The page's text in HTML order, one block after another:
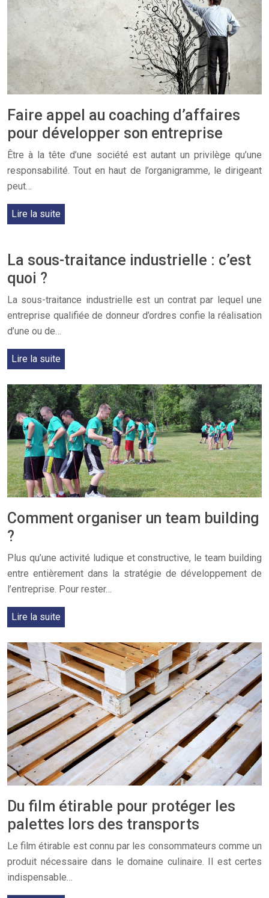
Faire appel au coaching d’affaires
pour développer son entreprise
Être à la tête d’une société est autant un privilège qu’une
responsabilité. Tout en haut de l’organigramme, le dirigeant
peut…
Lire la suite
La sous-traitance industrielle : c’est
quoi ?
La sous-traitance industrielle est un contrat par lequel une
entreprise qualifiée de donneur d’ordres confie la réalisation
d’une ou de…
Lire la suite
Comment organiser un team building
?
Plus qu’une activité ludique et constructive, le team building
entre entièrement dans la stratégie de développement de
l’entreprise. Pour rester…
Lire la suite
Du film étirable pour protéger les
palettes lors des transports
Le film étirable est connu par les consommateurs comme un
produit nécessaire dans le domaine culinaire. Il est certes
indispensable…